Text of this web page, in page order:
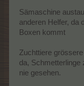
Sämaschine
anderen Helfer, da
Boxen kommt
Zuchttiere
da, Schmetterlinge
nie gesehen.